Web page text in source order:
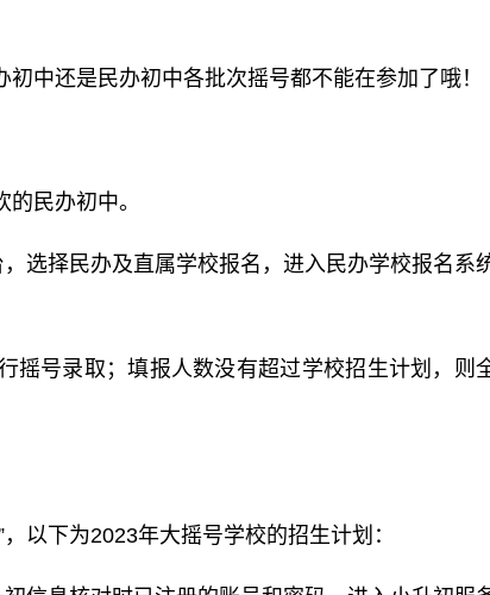
中还是民办初中各批次摇号都不能在参加了哦！
民办初中。
选择民办及直属学校报名，进入民办学校报名系
摇号录取；填报人数没有超过学校招生计划，则
以下为2023年大摇号学校的招生计划：